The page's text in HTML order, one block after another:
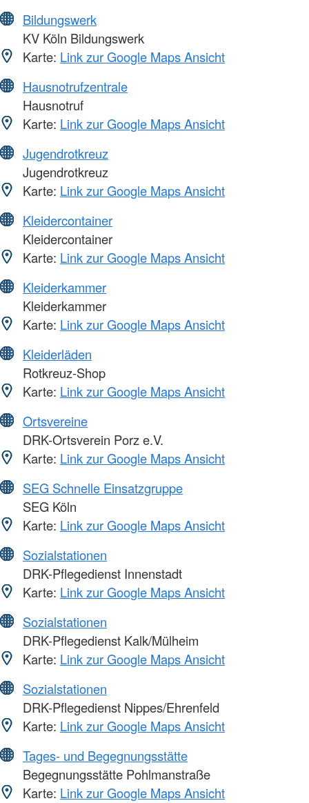
Bildungswerk
KV Köln Bildungswerk
Karte: Link zur Google Maps Ansicht
Hausnotrufzentrale
Hausnotruf
Karte: Link zur Google Maps Ansicht
Jugendrotkreuz
Jugendrotkreuz
Karte: Link zur Google Maps Ansicht
Kleidercontainer
Kleidercontainer
Karte: Link zur Google Maps Ansicht
Kleiderkammer
Kleiderkammer
Karte: Link zur Google Maps Ansicht
Kleiderläden
Rotkreuz-Shop
Karte: Link zur Google Maps Ansicht
Ortsvereine
DRK-Ortsverein Porz e.V.
Karte: Link zur Google Maps Ansicht
SEG Schnelle Einsatzgruppe
SEG Köln
Karte: Link zur Google Maps Ansicht
Sozialstationen
DRK-Pflegedienst Innenstadt
Karte: Link zur Google Maps Ansicht
Sozialstationen
DRK-Pflegedienst Kalk/Mülheim
Karte: Link zur Google Maps Ansicht
Sozialstationen
DRK-Pflegedienst Nippes/Ehrenfeld
Karte: Link zur Google Maps Ansicht
Tages- und Begegnungsstätte
Begegnungsstätte Pohlmanstraße
Karte: Link zur Google Maps Ansicht